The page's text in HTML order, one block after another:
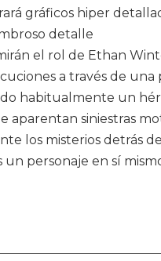
gráficos hiper
detalle
el rol de Ethan
a través de
habitualmente un
aparentan siniestras
los misterios detrás
personaje en sí